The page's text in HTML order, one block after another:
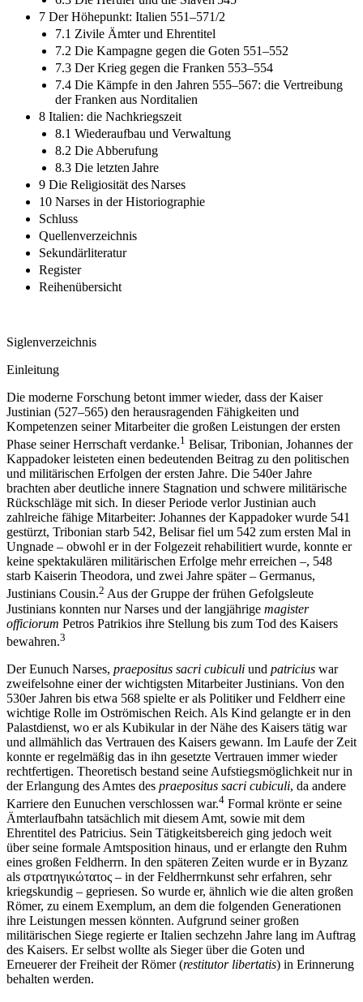
7 Der Höhepunkt: Italien 551–571/2
7.1 Zivile Ämter und Ehrentitel
7.2 Die Kampagne gegen die Goten 551–552
7.3 Der Krieg gegen die Franken 553–554
7.4 Die Kämpfe in den Jahren 555–567: die Vertreibung
der Franken aus Norditalien
8 Italien: die Nachkriegszeit
8.1 Wiederaufbau und Verwaltung
8.2 Die Abberufung
8.3 Die letzten Jahre
9 Die Religiosität des Narses
10 Narses in der Historiographie
Schluss
Quellenverzeichnis
Sekundärliteratur
Register
Reihenübersicht
Siglenverzeichnis
Einleitung
Die moderne Forschung betont immer wieder, dass der Kaiser
Justinian (527–565) den herausragenden Fähigkeiten und
Kompetenzen seiner Mitarbeiter die großen Leistungen der ersten
Phase seiner Herrschaft verdanke.1 Belisar, Tribonian, Johannes der
Kappadoker leisteten einen bedeutenden Beitrag zu den politischen
und militärischen Erfolgen der ersten Jahre. Die 540er Jahre
brachten aber deutliche innere Stagnation und schwere militärische
Rückschläge mit sich. In dieser Periode verlor Justinian auch
zahlreiche fähige Mitarbeiter: Johannes der Kappadoker wurde 541
gestürzt, Tribonian starb 542, Belisar fiel um 542 zum ersten Mal in
Ungnade – obwohl er in der Folgezeit rehabilitiert wurde, konnte er
keine spektakulären militärischen Erfolge mehr erreichen –, 548
starb Kaiserin Theodora, und zwei Jahre später – Germanus,
Justinians Cousin.2 Aus der Gruppe der frühen Gefolgsleute
Justinians konnten nur Narses und der langjährige magister
officiorum Petros Patrikios ihre Stellung bis zum Tod des Kaisers
bewahren.3
Der Eunuch Narses, praepositus sacri cubiculi und patricius war
zweifelsohne einer der wichtigsten Mitarbeiter Justinians. Von den
530er Jahren bis etwa 568 spielte er als Politiker und Feldherr eine
wichtige Rolle im Oströmischen Reich. Als Kind gelangte er in den
Palastdienst, wo er als Kubikular in der Nähe des Kaisers tätig war
und allmählich das Vertrauen des Kaisers gewann. Im Laufe der Zeit
konnte er regelmäßig das in ihn gesetzte Vertrauen immer wieder
rechtfertigen. Theoretisch bestand seine Aufstiegsmöglichkeit nur in
der Erlangung des Amtes des praepositus sacri cubiculi, da andere
Karriere den Eunuchen verschlossen war.4 Formal krönte er seine
Ämterlaufbahn tatsächlich mit diesem Amt, sowie mit dem
Ehrentitel des Patricius. Sein Tätigkeitsbereich ging jedoch weit
über seine formale Amtsposition hinaus, und er erlangte den Ruhm
eines großen Feldherrn. In den späteren Zeiten wurde er in Byzanz
als στρατηγικώτατος – in der Feldherrnkunst sehr erfahren, sehr
kriegskundig – gepriesen. So wurde er, ähnlich wie die alten großen
Römer, zu einem Exemplum, an dem die folgenden Generationen
ihre Leistungen messen könnten. Aufgrund seiner großen
militärischen Siege regierte er Italien sechzehn Jahre lang im Auftrag
des Kaisers. Er selbst wollte als Sieger über die Goten und
Erneuerer der Freiheit der Römer (restitutor libertatis) in Erinnerung
behalten werden.